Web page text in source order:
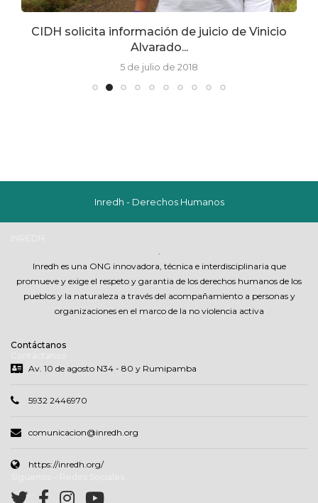
CIDH solicita información de juicio de Vinicio
Alvarado...
5 de julio de 2018
Inredh - Derechos Humanos
.
Inredh es una ONG innovadora, técnica e interdisciplinaria que
promueve y exige el respeto y garantia de los derechos humanos de los
pueblos y la naturaleza a través del acompañamiento a personas y
organizaciones en el marco de la no violencia activa
Contáctanos
Av. 10 de agosto N34 - 80 y Rumipamba
5932 2446970
comunicacion@inredh.org
https://inredh.org/